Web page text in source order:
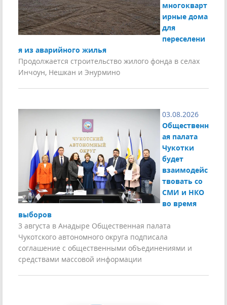
многокварт
ирные дома
для
переселени
я из аварийного жилья
Продолжается строительство жилого фонда в селах
Инчоун, Нешкан и Энурмино
03.08.2026
Общественн
ая палата
Чукотки
будет
взаимодейс
твовать со
СМИ и НКО
во время
выборов
3 августа в Анадыре Общественная палата
Чукотского автономного округа подписала
соглашение с общественными объединениями и
средствами массовой информации